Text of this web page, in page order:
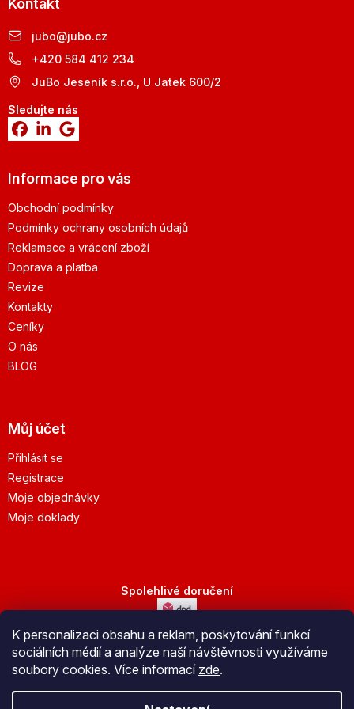
K personalizaci obsahu a reklam, poskytování funkcí
sociálních médií a analýze naší návštěvnosti využíváme
soubory cookies. Více informací zde.
jubo@jubo.cz
+420 584 412 234
JuBo Jeseník s.r.o., U Jatek 600/2
Sledujte nás
Informace pro vás
Obchodní podmínky
Podmínky ochrany osobních údajů
Reklamace a vrácení zboží
Doprava a platba
Revize
Kontakty
Ceníky
O nás
BLOG
Můj účet
Přihlásit se
Registrace
Moje objednávky
Moje doklady
Spolehlivé doručení
Bezpečná platba